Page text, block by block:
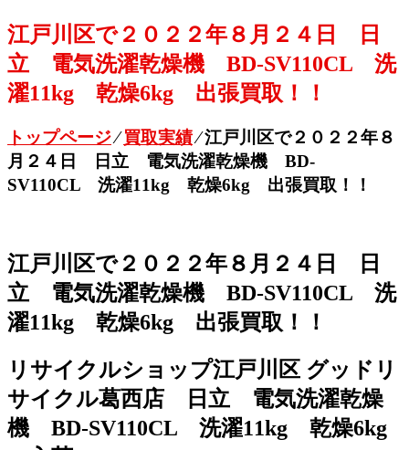
江戸川区で２０２２年８月２４日 日
立 電気洗濯乾燥機 BD-SV110CL 洗
濯11kg 乾燥6kg 出張買取！！
トップページ⁄買取実績⁄江戸川区で２０２２年８
月２４日 日立 電気洗濯乾燥機 BD-
SV110CL 洗濯11kg 乾燥6kg 出張買取！！
江戸川区で２０２２年８月２４日 日
立 電気洗濯乾燥機 BD-SV110CL 洗
濯11kg 乾燥6kg 出張買取！！
リサイクルショップ江戸川区 グッドリ
サイクル葛西店 日立 電気洗濯乾燥
機 BD-SV110CL 洗濯11kg 乾燥6kg